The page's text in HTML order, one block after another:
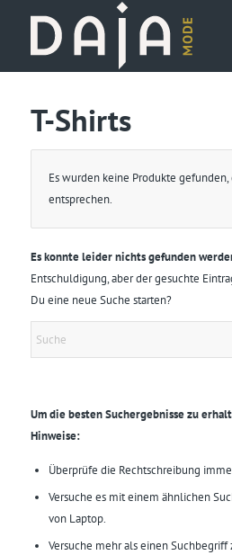
T-Shirts
Es wurden keine Produkte
entsprechen.
Es konnte leider nichts gefunden
Entschuldigung, aber der gesuchte
Du eine neue Suche starten?
Um die besten Suchergebnisse zu
Hinweise:
Überprüfe die Rechtschreibung
Versuche es mit einem ähnlichen
von Laptop.
Versuche mehr als einen Suchbegriff